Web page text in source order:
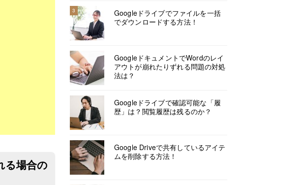
る場合の
3
Googleドライブでファイルを一括
でダウンロードする方法！
GoogleドキュメントでWordのレイ
アウトが崩れたりずれる問題の対処
法は？
Googleドライブで確認可能な「履
歴」は？閲覧履歴は残るのか？
Google Driveで共有しているアイテ
ムを削除する方法！